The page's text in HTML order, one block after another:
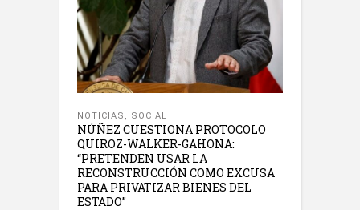
NOTICIAS , SOCIAL
NÚÑEZ CUESTIONA PROTOCOLO
QUIROZ-WALKER-GAHONA:
“PRETENDEN USAR LA
RECONSTRUCCIÓN COMO EXCUSA
PARA PRIVATIZAR BIENES DEL
ESTADO”